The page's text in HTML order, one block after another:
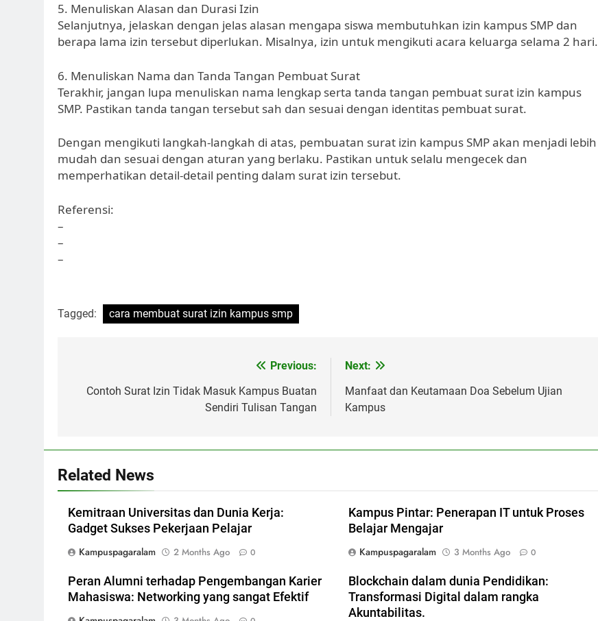
5. Menuliskan Alasan dan Durasi Izin
Selanjutnya, jelaskan dengan jelas alasan mengapa siswa membutuhkan izin kampus SMP dan
berapa lama izin tersebut diperlukan. Misalnya, izin untuk mengikuti acara keluarga selama 2 hari.
6. Menuliskan Nama dan Tanda Tangan Pembuat Surat
Terakhir, jangan lupa menuliskan nama lengkap serta tanda tangan pembuat surat izin kampus
SMP. Pastikan tanda tangan tersebut sah dan sesuai dengan identitas pembuat surat.
Dengan mengikuti langkah-langkah di atas, pembuatan surat izin kampus SMP akan menjadi lebih
mudah dan sesuai dengan aturan yang berlaku. Pastikan untuk selalu mengecek dan
memperhatikan detail-detail penting dalam surat izin tersebut.
Referensi:
–
–
–
Tagged: cara membuat surat izin kampus smp
navigation
Previous:
Contoh Surat Izin Tidak Masuk Kampus Buatan
Sendiri Tulisan Tangan
Next:
Manfaat dan Keutamaan Doa Sebelum Ujian
Kampus
Related News
Kemitraan Universitas dan Dunia Kerja:
Gadget Sukses Pekerjaan Pelajar
Kampuspagaralam
2 Months Ago 0
Kampus Pintar: Penerapan IT untuk Proses
Belajar Mengajar
Kampuspagaralam
3 Months Ago 0
Peran Alumni terhadap Pengembangan Karier
Mahasiswa: Networking yang sangat Efektif
Blockchain dalam dunia Pendidikan:
Transformasi Digital dalam rangka
Akuntabilitas.